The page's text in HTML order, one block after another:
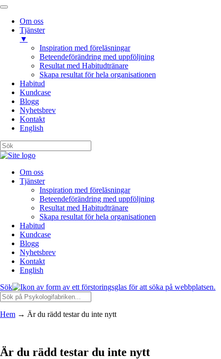
Om oss
Tjänster
▼
Inspiration med föreläsningar
Beteendeförändring med uppföljning
Resultat med Habitudtränare
Skapa resultat för hela organisationen
Habitud
Kundcase
Blogg
Nyhetsbrev
Kontakt
English
Om oss
Tjänster
Inspiration med föreläsningar
Beteendeförändring med uppföljning
Resultat med Habitudtränare
Skapa resultat för hela organisationen
Habitud
Kundcase
Blogg
Nyhetsbrev
Kontakt
English
Sök
Hem → Är du rädd testar du inte nytt
Är du rädd testar du inte nytt